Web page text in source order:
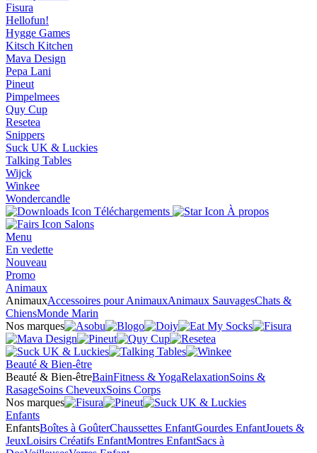
Fisura
Hellofun!
Hygge Games
Kitsch Kitchen
Mava Design
Pepa Lani
Pineut
Pimpelmees
Quy Cup
Resetea
Snippers
Suck UK & Luckies
Talking Tables
Wijck
Winkee
Wondercandle
Téléchargements
À propos
Salons
Menu
En vedette
Nouveau
Promo
Animaux
AnimauxAccessoires pour AnimauxAnimaux SauvagesChats &
ChiensMonde Marin
Nos marques
Beauté & Bien-être
Beauté & Bien-êtreBainFitness & YogaRelaxationSoins &
RasageSoins CheveuxSoins Corps
Nos marques
Enfants
EnfantsBoîtes à GoûterChaussettes EnfantGourdes EnfantJouets &
JeuxLoisirs Créatifs EnfantMontres EnfantSacs à